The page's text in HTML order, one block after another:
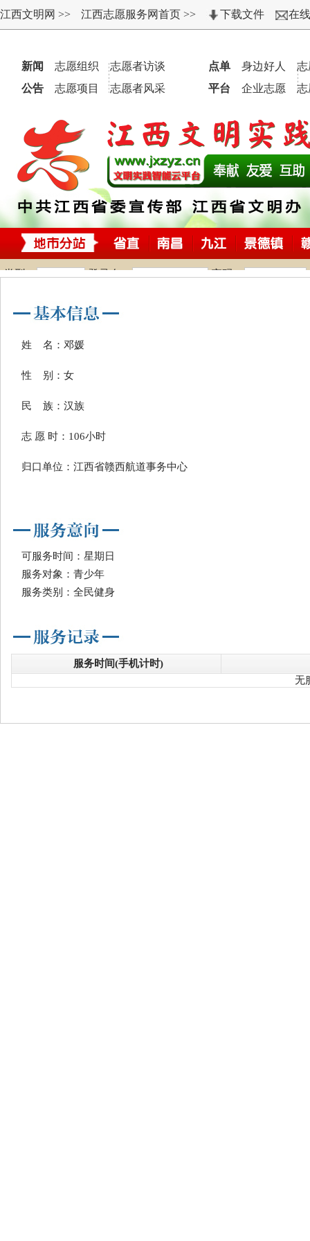
姓 名：邓媛
性 别：女
民 族：汉族
志 愿 时：106小时
归口单位：江西省赣西航道事务中心
可服务时间：星期日
服务对象：青少年
服务类别：全民健身